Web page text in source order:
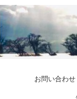
お問い合わせ